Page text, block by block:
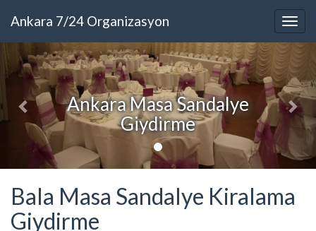
Ankara 7/24 Organizasyon
Ankara Masa Sandalye
Giydirme
Bala Masa Sandalye Kiralama
Giydirme